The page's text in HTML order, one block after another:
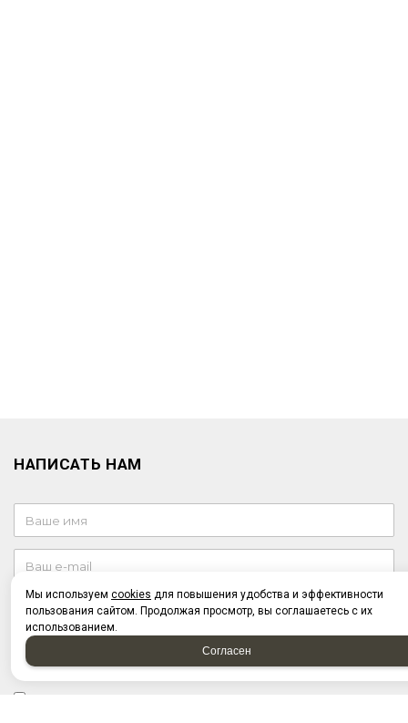
НАПИСАТЬ НАМ
Мы используем cookies для повышения удобства и эффективности
пользования сайтом. Продолжая просмотр, вы соглашаетесь с их
использованием.
Согласен